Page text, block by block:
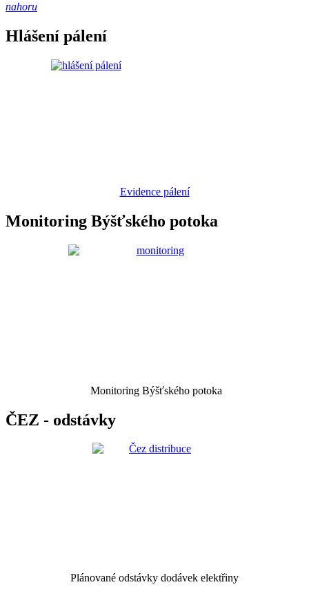
nahoru
Hlášení pálení
Evidence pálení
Monitoring Býšťského potoka
Monitoring Býšťského potoka
ČEZ - odstávky
Plánované odstávky dodávek elektřiny